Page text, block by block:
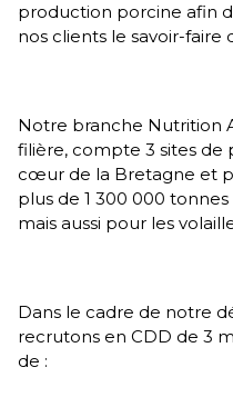
production porcine afin
nos clients le savoir-faire
Notre branche Nutrition
filière, compte 3 sites de
cœur de la Bretagne et
plus de 1 300 000
mais aussi pour les
Dans le cadre de notre
recrutons en CDD de 3
de :